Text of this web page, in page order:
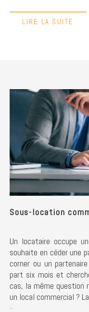
LIRE LA SUITE
Sous-location
Un locataire occupe
souhaite en céder une
corner ou un
part six mois et
cas, la même question
un local commercial ?
...